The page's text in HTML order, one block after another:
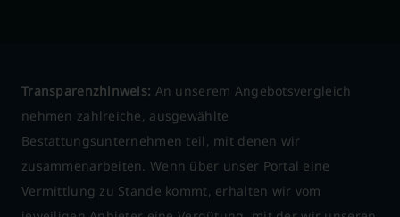
Transparenzhinweis: An unserem Angebotsvergleich
nehmen zahlreiche, ausgewählte
Bestattungsunternehmen teil, mit denen wir
zusammenarbeiten. Wenn über unser Portal eine
Vermittlung zu Stande kommt, erhalten wir vom